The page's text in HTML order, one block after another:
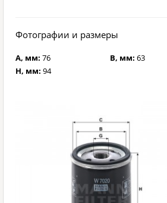
Фотографии и размеры
A, мм: 76 B, мм: 63
H, мм: 94